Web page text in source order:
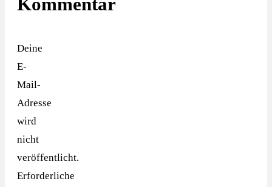
Deine
E-
Mail-
Adresse
wird
nicht
veröffentlicht.
Erforderliche